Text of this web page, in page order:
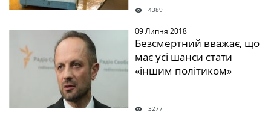
4389
09 Липня 2018
Безсмертний вважає, що
має усі шанси стати
«іншим політиком»
3277